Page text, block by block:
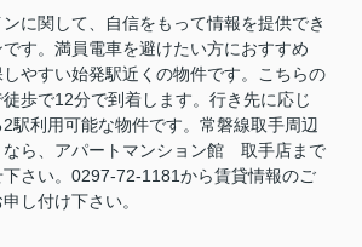
に関して、自信をもって情報を提供でき
す。満員電車を避けたい方におすすめ
やすい始発駅近くの物件です。こちらの
歩で12分で到着します。行き先に応じ
駅利用可能な物件です。常磐線取手周辺
なら、アパートマンション館 取手店まで
下さい。0297-72-1181から賃貸情報のご
し付け下さい。